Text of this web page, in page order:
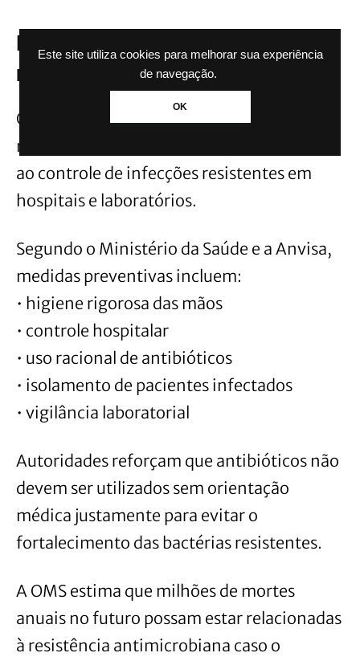
Este site utiliza cookies para melhorar sua experiência
de navegação.
OK
Brasil também monitora casos de
resistência bacteriana
O Brasil mantém sistemas de
monitoramento epidemiológico voltados
ao controle de infecções resistentes em
hospitais e laboratórios.
Segundo o Ministério da Saúde e a Anvisa,
medidas preventivas incluem:
• higiene rigorosa das mãos
• controle hospitalar
• uso racional de antibióticos
• isolamento de pacientes infectados
• vigilância laboratorial
Autoridades reforçam que antibióticos não
devem ser utilizados sem orientação
médica justamente para evitar o
fortalecimento das bactérias resistentes.
A OMS estima que milhões de mortes
anuais no futuro possam estar relacionadas
à resistência antimicrobiana caso o